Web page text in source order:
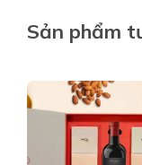
Sản phẩm